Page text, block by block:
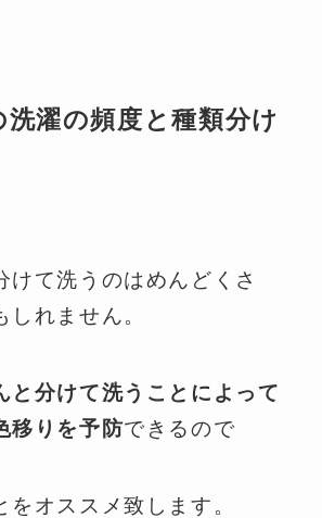
濯の頻度と種類分け
けて洗うのはめんどくさ
れません。
と分けて洗うことによって
移りを予防できるので
をオススメ致します。